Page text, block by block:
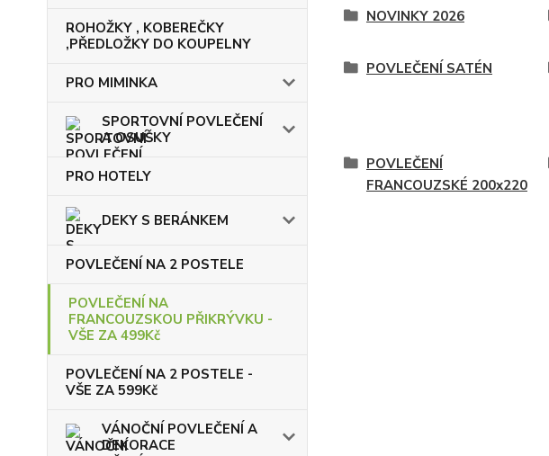
ROHOŽKY , KOBEREČKY
,PŘEDLOŽKY DO KOUPELNY
PRO MIMINKA
SPORTOVNÍ POVLEČENÍ
A OSUŠKY
PRO HOTELY
DEKY S BERÁNKEM
POVLEČENÍ NA 2 POSTELE
POVLEČENÍ NA
FRANCOUZSKOU PŘIKRÝVKU -
VŠE ZA 499Kč
POVLEČENÍ NA 2 POSTELE -
VŠE ZA 599Kč
VÁNOČNÍ POVLEČENÍ A
DEKORACE
NOVINKY 2026
POVLEČENÍ SATÉN
POVLEČENÍ
FRANCOUZSKÉ 200x220